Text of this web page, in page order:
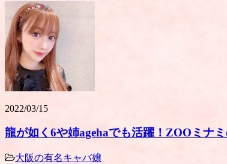
2022/03/15
龍が如く6や姉agehaでも活躍！ZOOミナ
大阪の有名キャバ嬢